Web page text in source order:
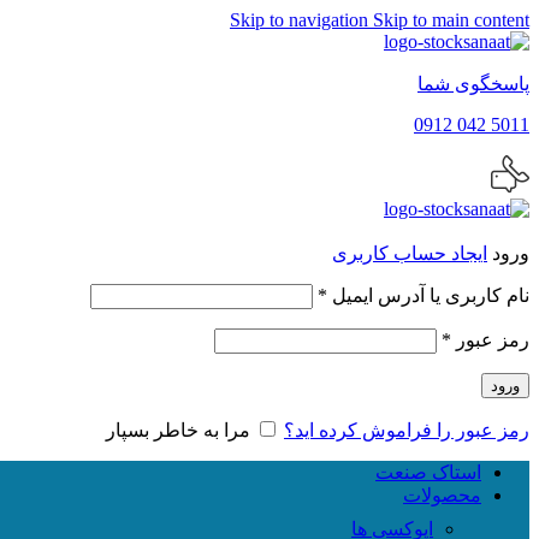
Skip to navigation Skip to main content
پاسخگوی شما
5011 042 0912
ورود ایجاد حساب کاربری
نام کاربری یا آدرس ایمیل *
رمز عبور *
ورود
رمز عبور را فراموش کرده اید؟ مرا به خاطر بسپار
استاک صنعت
محصولات
اپوکسی ها